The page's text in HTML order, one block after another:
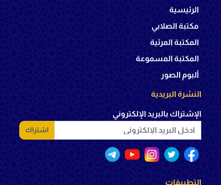
الرئيسية
مكتبة الصلابي
المكتبة المرئية
المكتبة المسموعة
ألبوم الصور
النشرة البريدية
الإشتراك بالبريد الإلكتروني
اشتراك
التطبيقات